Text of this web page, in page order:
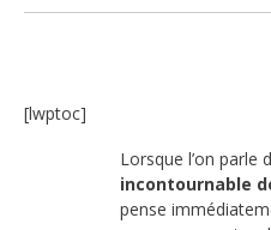
[lwptoc]
Lorsque l’on parle
incontournable
pense